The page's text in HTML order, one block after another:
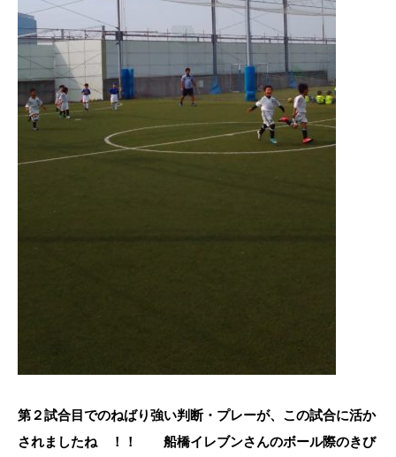
第２試合目でのねばり強い判断・プレーが、この試合に活か
されましたね ！！ 船橋イレブンさんのボール際のきび